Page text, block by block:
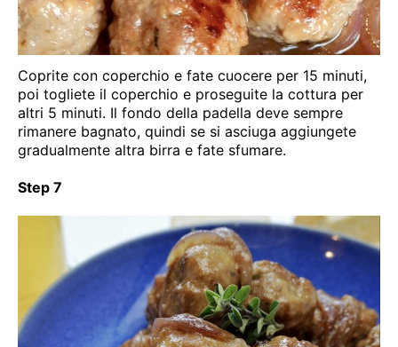
Coprite con coperchio e fate cuocere per 15 minuti,
poi togliete il coperchio e proseguite la cottura per
altri 5 minuti. Il fondo della padella deve sempre
rimanere bagnato, quindi se si asciuga aggiungete
gradualmente altra birra e fate sfumare.
Step 7